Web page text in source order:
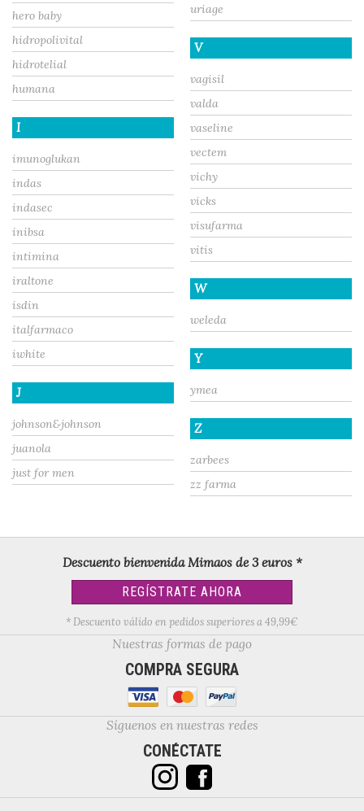
hero baby
hidropolivital
hidrotelial
humana
I
imunoglukan
indas
indasec
inibsa
intimina
iraltone
isdin
italfarmaco
iwhite
J
johnson&johnson
juanola
just for men
uriage
V
vagisil
valda
vaseline
vectem
vichy
vicks
visufarma
vitis
W
weleda
Y
ymea
Z
zarbees
zz farma
Descuento bienvenida Mimaos de 3 euros *
REGÍSTRATE AHORA
* Descuento válido en pedidos superiores a 49,99€
Nuestras formas de pago
COMPRA SEGURA
Síguenos en nuestras redes
CONÉCTATE